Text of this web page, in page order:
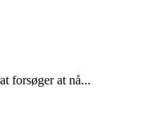
forsøger at nå...